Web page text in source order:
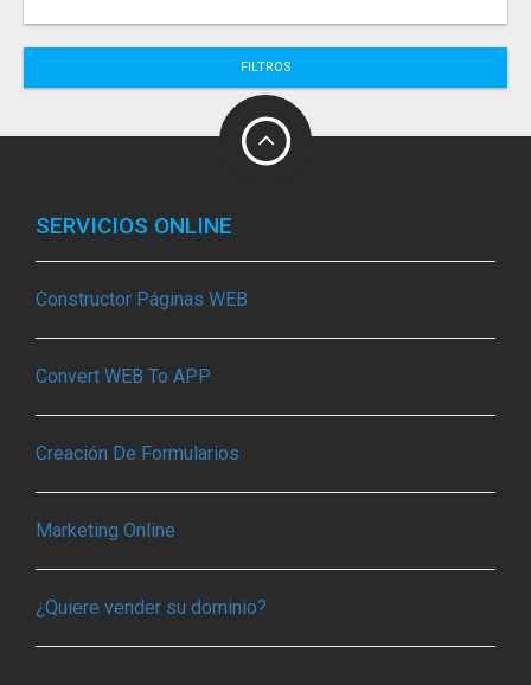
FILTROS
SERVICIOS ONLINE
Constructor Páginas WEB
Convert WEB To APP
Creación De Formularios
Marketing Online
¿Quiere vender su dominio?